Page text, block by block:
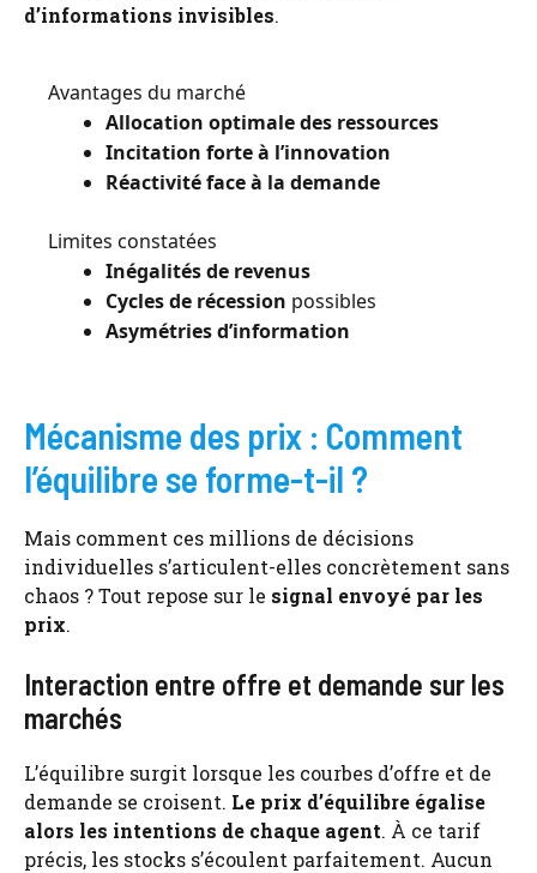
d’informations invisibles.
Avantages du marché
Allocation optimale des ressources
Incitation forte à l’innovation
Réactivité face à la demande
Limites constatées
Inégalités de revenus
Cycles de récession possibles
Asymétries d’information
Mécanisme des prix : Comment
l’équilibre se forme-t-il ?
Mais comment ces millions de décisions
individuelles s’articulent-elles concrètement sans
chaos ? Tout repose sur le signal envoyé par les
prix.
Interaction entre offre et demande sur les
marchés
L’équilibre surgit lorsque les courbes d’offre et de
demande se croisent. Le prix d’équilibre égalise
alors les intentions de chaque agent. À ce tarif
précis, les stocks s’écoulent parfaitement. Aucun